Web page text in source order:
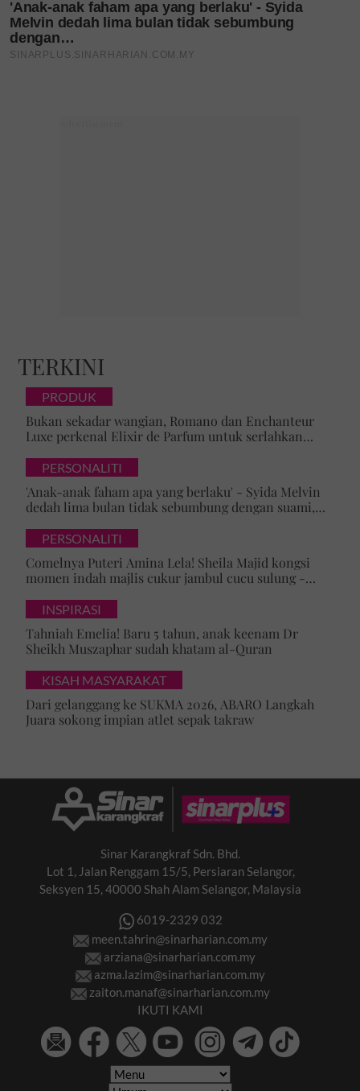
TERKINI
PRODUK
Bukan sekadar wangian, Romano dan Enchanteur
Luxe perkenal Elixir de Parfum untuk serlahkan
PERSONALITI
'Anak-anak faham apa yang berlaku' - Syida Melvin
dedah lima bulan tidak sebumbung dengan suami,
PERSONALITI
Comelnya Puteri Amina Lela! Sheila Majid kongsi
momen indah majlis cukur jambul cucu sulung -
INSPIRASI
Tahniah Emelia! Baru 5 tahun, anak keenam Dr
Sheikh Muszaphar sudah khatam al-Quran
KISAH MASYARAKAT
Dari gelanggang ke SUKMA 2026, ABARO Langkah
Juara sokong impian atlet sepak takraw
Sinar Karangkraf Sdn. Bhd.
Lot 1, Jalan Renggam 15/5, Persiaran Selangor,
Seksyen 15, 40000 Shah Alam Selangor, Malaysia
6019-2329 032
meen.tahrin@sinarharian.com.my
arziana@sinarharian.com.my
azma.lazim@sinarharian.com.my
zaiton.manaf@sinarharian.com.my
IKUTI KAMI